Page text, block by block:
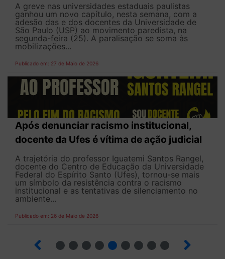
A greve nas universidades estaduais paulistas
ganhou um novo capítulo, nesta semana, com a
adesão das e dos docentes da Universidade de
São Paulo (USP) ao movimento paredista, na
segunda-feira (25). A paralisação se soma às
mobilizações...
Publicado em: 27 de Maio de 2026
Após denunciar racismo institucional,
docente da Ufes é vítima de ação judicial
A trajetória do professor Iguatemi Santos Rangel,
docente do Centro de Educação da Universidade
Federal do Espírito Santo (Ufes), tornou-se mais
um símbolo da resistência contra o racismo
institucional e as tentativas de silenciamento no
ambiente...
Publicado em: 26 de Maio de 2026